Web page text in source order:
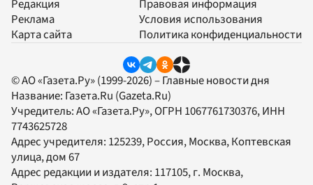
Редакция
Реклама
Карта сайта
Правовая информация
Условия использования
Политика конфиденциальности
© АО «Газета.Ру» (1999-2026) – Главные новости дня
Название: Газета.Ru (Gazeta.Ru)
Учредитель:АО «Газета.Ру», ОГРН 1067761730376, ИНН
7743625728
Адрес учредителя: 125239, Россия, Москва, Коптевская
улица, дом 67
Адрес редакции и издателя: 117105, г. Москва,